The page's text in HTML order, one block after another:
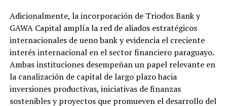
Adicionalmente, la incorporación de Triodos Bank y
GAWA Capital amplía la red de aliados estratégicos
internacionales de ueno bank y evidencia el creciente
interés internacional en el sector financiero paraguayo.
Ambas instituciones desempeñan un papel relevante en
la canalización de capital de largo plazo hacia
inversiones productivas, iniciativas de finanzas
sostenibles y proyectos que promueven el desarrollo del